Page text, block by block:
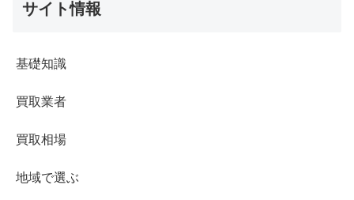
サイト情報
基礎知識
買取業者
買取相場
地域で選ぶ